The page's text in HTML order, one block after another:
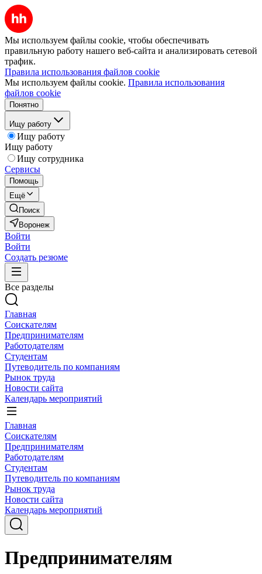
Мы используем файлы cookie, чтобы обеспечивать
правильную работу нашего веб-сайта и анализировать сетевой
трафик.
Правила использования файлов cookie
Мы используем файлы cookie. Правила использования
файлов cookie
Понятно
Ищу работу
Ищу работу
Ищу работу
Ищу сотрудника
Сервисы
Помощь
Ещё
Поиск
Воронеж
Войти
Войти
Создать резюме
Все разделы
Главная
Соискателям
Предпринимателям
Работодателям
Студентам
Путеводитель по компаниям
Рынок труда
Новости сайта
Календарь мероприятий
Главная
Соискателям
Предпринимателям
Работодателям
Студентам
Путеводитель по компаниям
Рынок труда
Новости сайта
Календарь мероприятий
Предпринимателям